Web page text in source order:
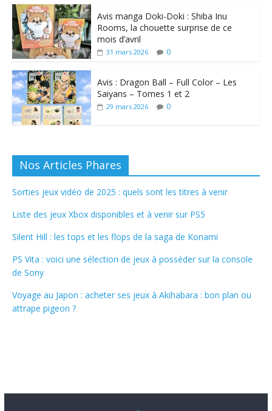
Avis manga Doki-Doki : Shiba Inu
Rooms, la chouette surprise de ce
mois d’avril
31 mars 2026 0
Avis : Dragon Ball – Full Color – Les
Saiyans – Tomes 1 et 2
29 mars 2026 0
Nos Articles Phares
Sorties jeux vidéo de 2025 : quels sont les titres à venir
Liste des jeux Xbox disponibles et à venir sur PS5
Silent Hill : les tops et les flops de la saga de Konami
PS Vita : voici une sélection de jeux à posséder sur la console
de Sony
Voyage au Japon : acheter ses jeux à Akihabara : bon plan ou
attrape pigeon ?